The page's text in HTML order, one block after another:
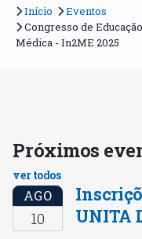
Início
Eventos
Congresso de Educação
Médica - In2ME 2025
Próximos
ver todos
AGO
10
UNITA